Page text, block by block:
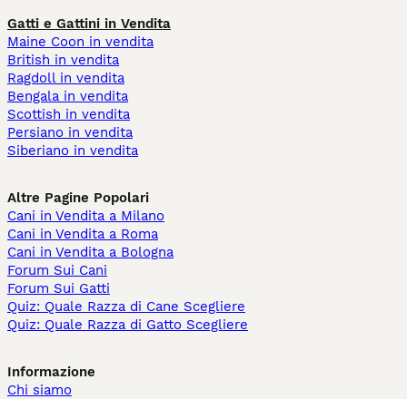
Gatti e Gattini in Vendita
Maine Coon in vendita
British in vendita
Ragdoll in vendita
Bengala in vendita
Scottish in vendita
Persiano in vendita
Siberiano in vendita
Altre Pagine Popolari
Cani in Vendita a Milano
Cani in Vendita a Roma
Cani in Vendita a Bologna
Forum Sui Cani
Forum Sui Gatti
Quiz: Quale Razza di Cane Scegliere
Quiz: Quale Razza di Gatto Scegliere
Informazione
Chi siamo